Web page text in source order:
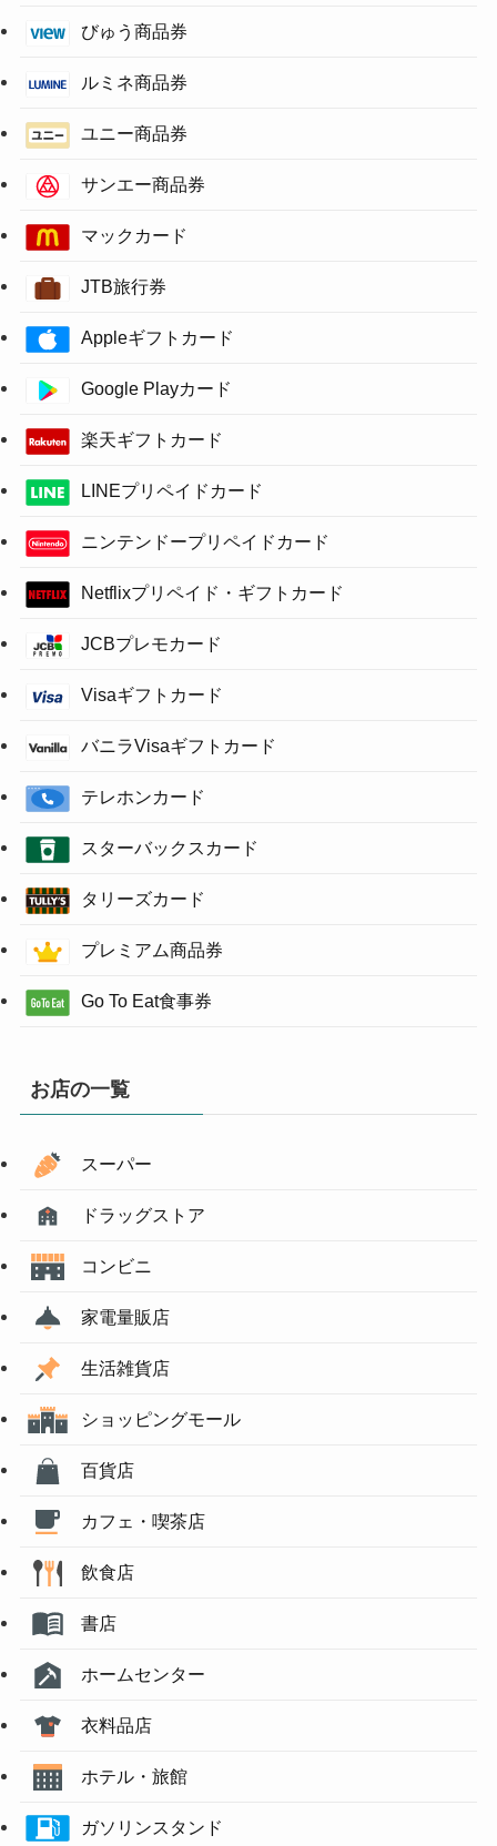
びゅう商品券
ルミネ商品券
ユニー商品券
サンエー商品券
マックカード
JTB旅行券
Appleギフトカード
Google Playカード
楽天ギフトカード
LINEプリペイドカード
ニンテンドープリペイドカード
Netflixプリペイド・ギフトカード
JCBプレモカード
Visaギフトカード
バニラVisaギフトカード
テレホンカード
スターバックスカード
タリーズカード
プレミアム商品券
Go To Eat食事券
お店の一覧
スーパー
ドラッグストア
コンビニ
家電量販店
生活雑貨店
ショッピングモール
百貨店
カフェ・喫茶店
飲食店
書店
ホームセンター
衣料品店
ホテル・旅館
ガソリンスタンド